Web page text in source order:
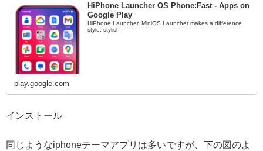
HiPhone Launcher OS Phone:Fast - Apps on
Google Play
HiPhone Launcher, MiniOS Launcher makes a difference
style: stylish
play.google.com
インストール
同じようなiphoneテーマアプリは多いですが、下の図のよ